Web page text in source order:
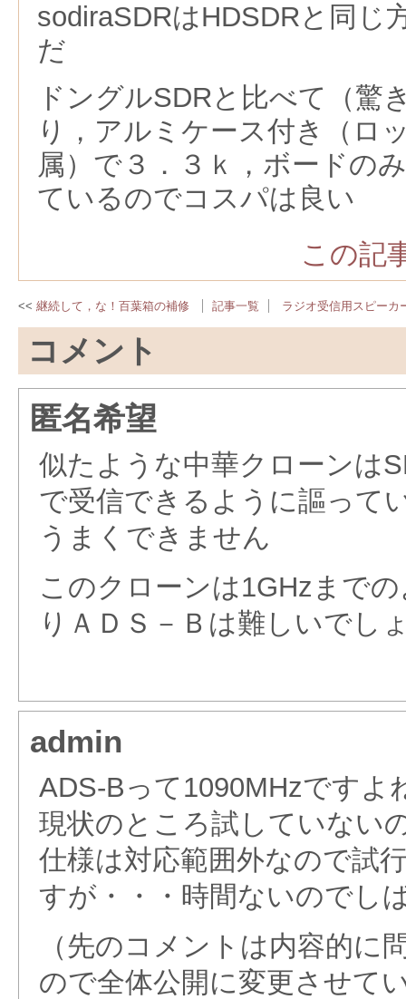
sodiraSDRはHDSDRと同じ
だ
ドングルSDRと比べて（驚
り，アルミケース付き（ロ
属）で３．３ｋ，ボードの
ているのでコスパは良い
この記
継続して，な！百葉箱の補修 記事一覧 ラジオ受信用スピーカ
コメント
匿名希望
似たような中華クローンは
で受信できるように謳って
うまくできません
このクローンは1GHzまで
りＡＤＳ－Ｂは難しいでし
admin
ADS-Bって1090MHzですよ
現状のところ試していない
仕様は対応範囲外なので試
すが・・・時間ないのでし
（先のコメントは内容的に
ので全体公開に変更させて